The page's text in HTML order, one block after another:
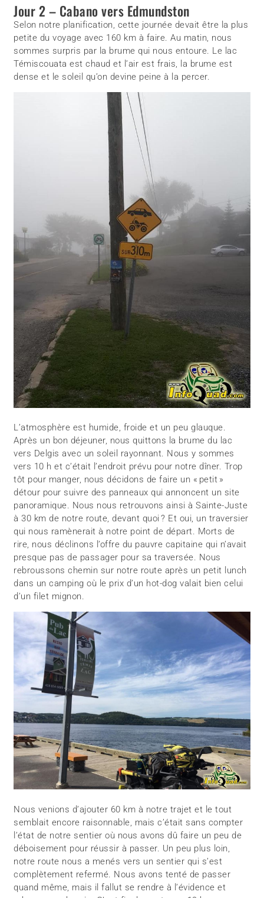
Jour 2 – Cabano vers Edmundston
Selon notre planification, cette journée devait être la plus
petite du voyage avec 160 km à faire. Au matin, nous
sommes surpris par la brume qui nous entoure. Le lac
Témiscouata est chaud et l’air est frais, la brume est
dense et le soleil qu’on devine peine à la percer.
L’atmosphère est humide, froide et un peu glauque.
Après un bon déjeuner, nous quittons la brume du lac
vers Delgis avec un soleil rayonnant. Nous y sommes
vers 10 h et c’était l’endroit prévu pour notre dîner. Trop
tôt pour manger, nous décidons de faire un « petit »
détour pour suivre des panneaux qui annoncent un site
panoramique. Nous nous retrouvons ainsi à Sainte-Juste
à 30 km de notre route, devant quoi ? Et oui, un traversier
qui nous ramènerait à notre point de départ. Morts de
rire, nous déclinons l’offre du pauvre capitaine qui n’avait
presque pas de passager pour sa traversée. Nous
rebroussons chemin sur notre route après un petit lunch
dans un camping où le prix d’un hot-dog valait bien celui
d’un filet mignon.
Nous venions d’ajouter 60 km à notre trajet et le tout
semblait encore raisonnable, mais c’était sans compter
l’état de notre sentier où nous avons dû faire un peu de
déboisement pour réussir à passer. Un peu plus loin,
notre route nous a menés vers un sentier qui s’est
complètement refermé. Nous avons tenté de passer
quand même, mais il fallut se rendre à l’évidence et